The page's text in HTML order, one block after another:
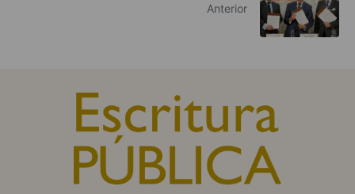
Anterior